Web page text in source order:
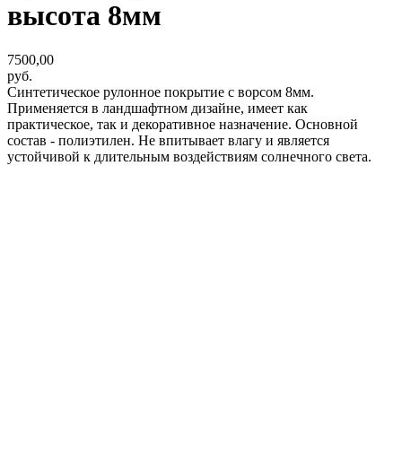
высота 8мм
7500,00
руб.
Синтетическое рулонное покрытие с ворсом 8мм.
Применяется в ландшафтном дизайне, имеет как
практическое, так и декоративное назначение. Основной
состав - полиэтилен. Не впитывает влагу и является
устойчивой к длительным воздействиям солнечного света.